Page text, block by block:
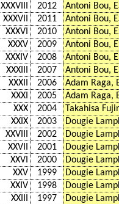
XXXVIII
2012
Antoni Bou,
XXXVII
2011
Antoni Bou,
XXXVI
2010
Antoni Bou,
XXXV
2009
Antoni Bou,
XXXIV
2008
Antoni Bou,
XXXIII
2007
Antoni Bou,
XXXII
2006
Adam Raga,
XXXI
2005
Adam Raga,
XXX
2004
Takahisa
XXIX
2003
Dougie
XXVIII
2002
Dougie
XXVII
2001
Dougie
XXVI
2000
Dougie
XXV
1999
Dougie
XXIV
1998
Dougie
XXIII
1997
Dougie